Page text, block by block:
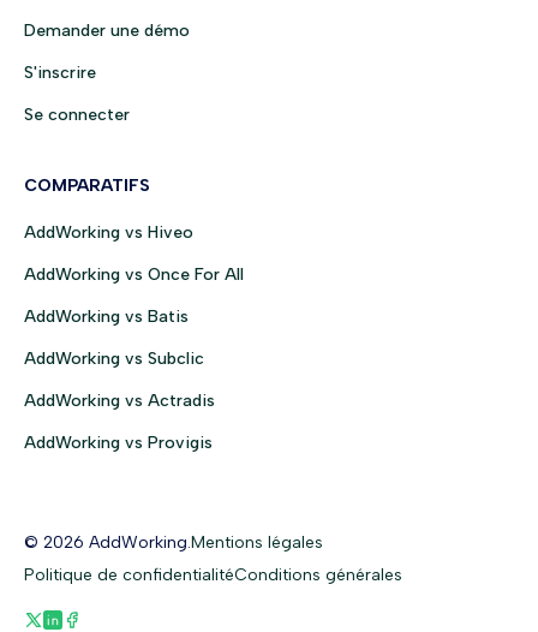
Demander une démo
S'inscrire
Se connecter
COMPARATIFS
AddWorking vs Hiveo
AddWorking vs Once For All
AddWorking vs Batis
AddWorking vs Subclic
AddWorking vs Actradis
AddWorking vs Provigis
© 2026 AddWorking.Mentions légales
Politique de confidentialitéConditions générales